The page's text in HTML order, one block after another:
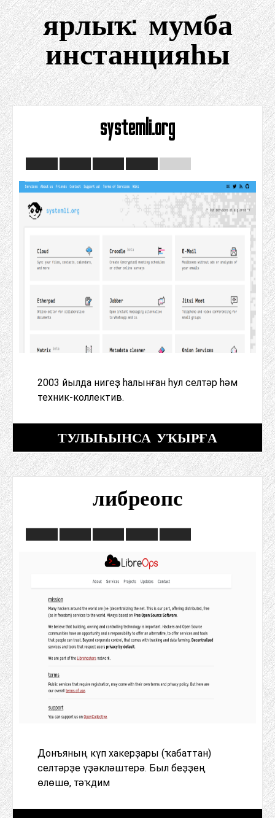
ярлыҡ:мумба
инстанцияһы
systemli.org
2003 йылда нигеҙ һалынған һул селтәр һәм
техник-коллектив.
ТУЛЫҺЫНСА УҠЫРҒА
либреопс
Донъяның күп хакерҙары (ҡабаттан)
селтәрҙе үҙәкләштерә. Был беҙҙең
өлөшө, тәҡдим